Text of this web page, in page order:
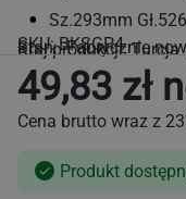
Sz.293mm
SKU:BKSGP4
Stan: Fabrycznie
Kraj produkcji: Turcja
Cena
49,83 zł
Cena brutto wraz z
Produkt